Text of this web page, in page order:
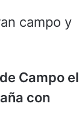
campo y
Campo el
con